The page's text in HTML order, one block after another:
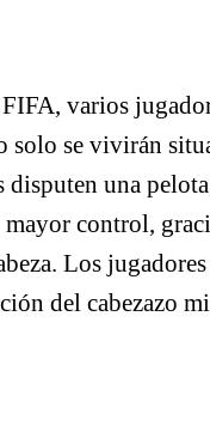
varios
solo se vivirán
una
control,
Los
del cabezazo